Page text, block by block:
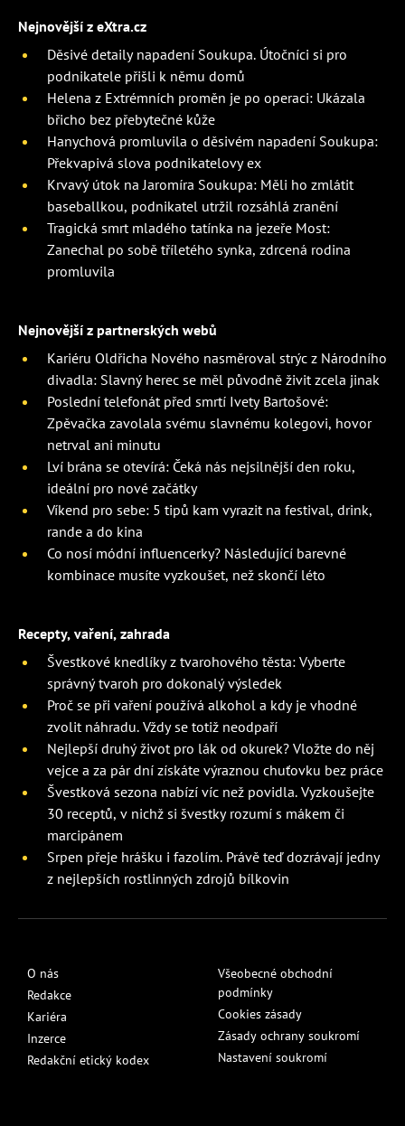
Nejnovější z eXtra.cz
Děsivé detaily napadení Soukupa. Útočníci si pro
podnikatele přišli k němu domů
Helena z Extrémních proměn je po operaci: Ukázala
břicho bez přebytečné kůže
Hanychová promluvila o děsivém napadení Soukupa:
Překvapivá slova podnikatelovy ex
Krvavý útok na Jaromíra Soukupa: Měli ho zmlátit
baseballkou, podnikatel utržil rozsáhlá zranění
Tragická smrt mladého tatínka na jezeře Most:
Zanechal po sobě tříletého synka, zdrcená rodina
promluvila
Nejnovější z partnerských webů
Kariéru Oldřicha Nového nasměroval strýc z Národního
divadla: Slavný herec se měl původně živit zcela jinak
Poslední telefonát před smrtí Ivety Bartošové:
Zpěvačka zavolala svému slavnému kolegovi, hovor
netrval ani minutu
Lví brána se otevírá: Čeká nás nejsilnější den roku,
ideální pro nové začátky
Víkend pro sebe: 5 tipů kam vyrazit na festival, drink,
rande a do kina
Co nosí módní influencerky? Následující barevné
kombinace musíte vyzkoušet, než skončí léto
Recepty, vaření, zahrada
Švestkové knedlíky z tvarohového těsta: Vyberte
správný tvaroh pro dokonalý výsledek
Proč se při vaření používá alkohol a kdy je vhodné
zvolit náhradu. Vždy se totiž neodpaří
Nejlepší druhý život pro lák od okurek? Vložte do něj
vejce a za pár dní získáte výraznou chuťovku bez práce
Švestková sezona nabízí víc než povidla. Vyzkoušejte
30 receptů, v nichž si švestky rozumí s mákem či
marcipánem
Srpen přeje hrášku i fazolím. Právě teď dozrávají jedny
z nejlepších rostlinných zdrojů bílkovin
O nás
Redakce
Kariéra
Inzerce
Redakční etický kodex
Všeobecné obchodní
podmínky
Cookies zásady
Zásady ochrany soukromí
Nastavení soukromí